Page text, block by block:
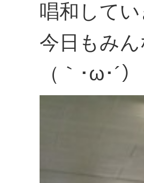
唱和してい
今日もみ
（｀･ω･´）